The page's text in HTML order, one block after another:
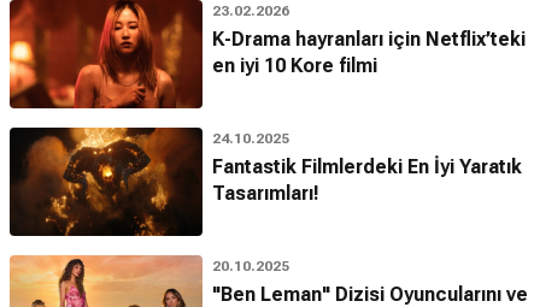
23.02.2026
K-Drama hayranları için Netflix’teki
en iyi 10 Kore filmi
24.10.2025
Fantastik Filmlerdeki En İyi Yaratık
Tasarımları!
20.10.2025
"Ben Leman" Dizisi Oyuncularını ve